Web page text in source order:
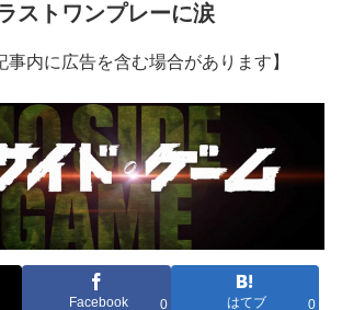
ストワンプレーに涙
事内に広告を含む場合があります】
Facebook 0 はてブ 0